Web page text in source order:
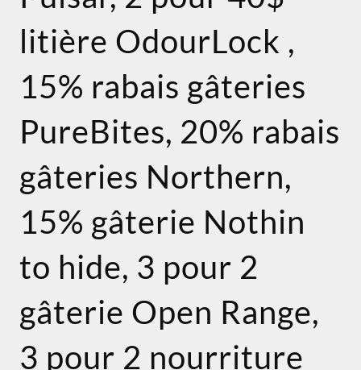
litière OdourLock ,
15% rabais gâteries
PureBites, 20% rabais
gâteries Northern,
15% gâterie Nothin
to hide, 3 pour 2
gâterie Open Range,
3 pour 2 nourriture